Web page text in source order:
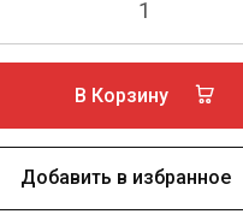
В Корзину
Добавить в избранное